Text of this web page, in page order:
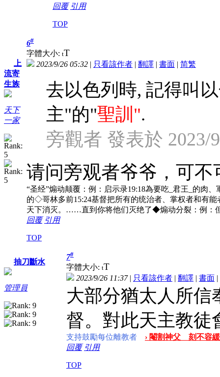
回覆 引用
TOP
上
流寄
生族
天下
一家
6#
字體大小: tT
2023/9/26 05:32 | 只看該作者 | 翻譯 | 書面 | 简繁
去以色列時, 記得叫
主"的"聖訓".
旁觀者 發表於 2023/
请问旁观者爷爷，可
“圣经”煽动颠覆：例：启示录19:18為要吃_君王_的肉
的◇哥林多前15:24基督把所有的统治者、掌权者和有
天下消灭。……直到你将他们灭绝了◆煽动分裂：例：
回覆 引用
TOP
抽刀斷水
管理員
7#
字體大小: tT
2023/9/26 11:37| 只看該作者 | 翻譯 | 書面 |
大部分猶太人所信
督。對此天主教徒
支持鼓勵每位離教者
› 閹割神父 刻不容緩
回覆 引用
TOP